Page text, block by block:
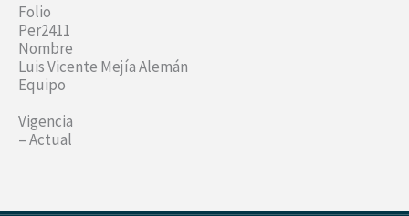
Folio
Per2411
Nombre
Luis Vicente Mejía Alemán
Equipo
Vigencia
– Actual